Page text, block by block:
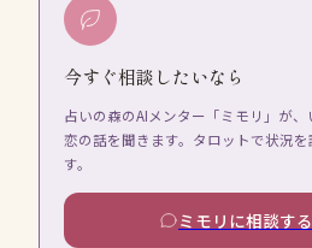
今すぐ相談したいなら
占いの森のAIメンター「ミモリ」が
恋の話を聞きます。タロットで状況
す。
ミモリに相談する